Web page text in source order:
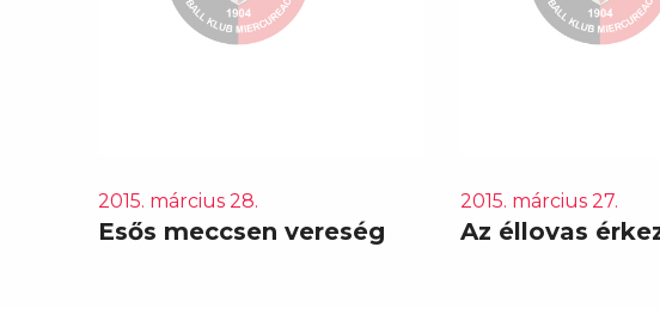
2015. március 28.
Esős meccsen vereség
2015. március 27.
Az éllovas